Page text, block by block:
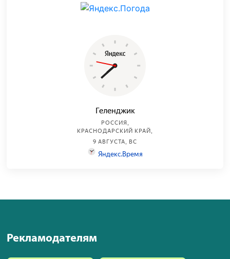
Рекламодателям